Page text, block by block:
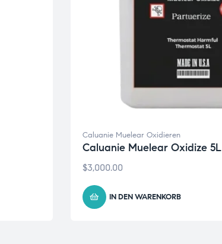
Caluanie Muelear Oxidieren
Caluanie Muelear Oxidize 5L
$3,000.00
IN DEN WARENKORB